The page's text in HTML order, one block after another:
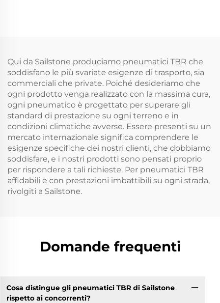
Qui da Sailstone produciamo pneumatici TBR che
soddisfano le più svariate esigenze di trasporto, sia
commerciali che private. Poiché desideriamo che
ogni prodotto venga realizzato con la massima cura,
ogni pneumatico è progettato per superare gli
standard di prestazione su ogni terreno e in
condizioni climatiche avverse. Essere presenti su un
mercato internazionale significa comprendere le
esigenze specifiche dei nostri clienti, che dobbiamo
soddisfare, e i nostri prodotti sono pensati proprio
per rispondere a tali richieste. Per pneumatici TBR
affidabili e con prestazioni imbattibili su ogni strada,
rivolgiti a Sailstone.
Domande frequenti
Cosa distingue gli pneumatici TBR di Sailstone
rispetto ai concorrenti?